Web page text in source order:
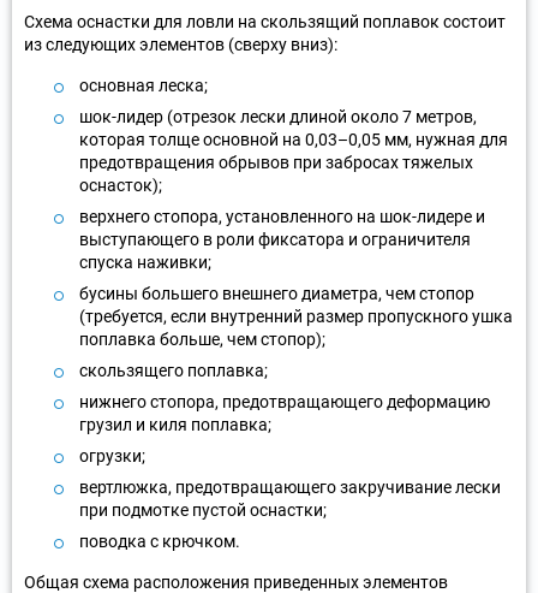
Схема оснастки для ловли на скользящий поплавок состоит
из следующих элементов (сверху вниз):
основная леска;
шок-лидер (отрезок лески длиной около 7 метров,
которая толще основной на 0,03–0,05 мм, нужная для
предотвращения обрывов при забросах тяжелых
оснасток);
верхнего стопора, установленного на шок-лидере и
выступающего в роли фиксатора и ограничителя
спуска наживки;
бусины большего внешнего диаметра, чем стопор
(требуется, если внутренний размер пропускного ушка
поплавка больше, чем стопор);
скользящего поплавка;
нижнего стопора, предотвращающего деформацию
грузил и киля поплавка;
огрузки;
вертлюжка, предотвращающего закручивание лески
при подмотке пустой оснастки;
поводка с крючком.
Общая схема расположения приведенных элементов